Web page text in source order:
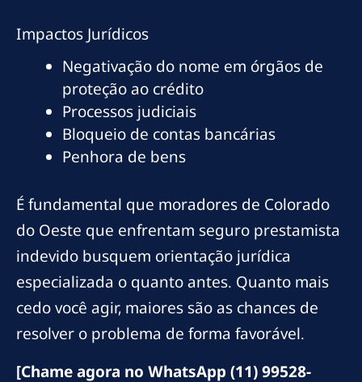
Impactos Jurídicos
Negativação do nome em órgãos de
proteção ao crédito
Processos judiciais
Bloqueio de contas bancárias
Penhora de bens
É fundamental que moradores de Colorado
do Oeste que enfrentam seguro prestamista
indevido busquem orientação jurídica
especializada o quanto antes. Quanto mais
cedo você agir, maiores são as chances de
resolver o problema de forma favorável.
[Chame agora no WhatsApp (11) 99528-